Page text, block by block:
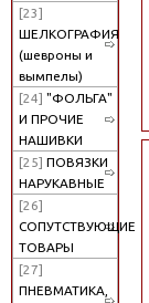
[23]
ШЕЛКОГРАФИЯ
(шевроны и
вымпелы)
[24] "ФОЛЬГА"
И ПРОЧИЕ
НАШИВКИ
[25] ПОВЯЗКИ
НАРУКАВНЫЕ
[26]
СОПУТСТВУЮЩИЕ
ТОВАРЫ
[27]
ПНЕВМАТИКА,